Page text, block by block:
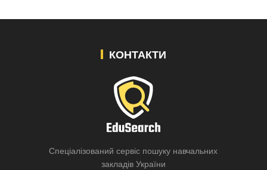
КОНТАКТИ
Спеціалізований сервіс пошуку навчальних
закладів України